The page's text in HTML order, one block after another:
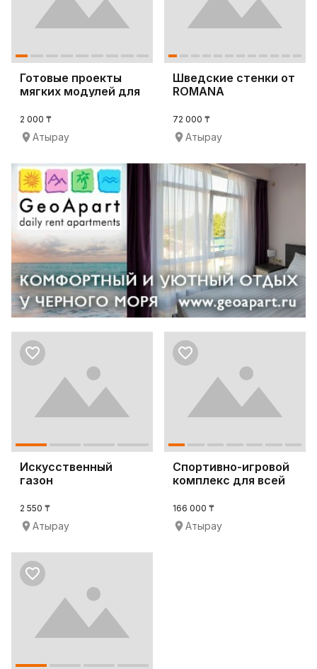
Готовые проекты
мягких модулей для
2 000 ₸
Атырау
Шведские стенки от
ROMANA
72 000 ₸
Атырау
Искусственный
газон
2 550 ₸
Атырау
Спортивно-игровой
комплекс для всей
166 000 ₸
Атырау